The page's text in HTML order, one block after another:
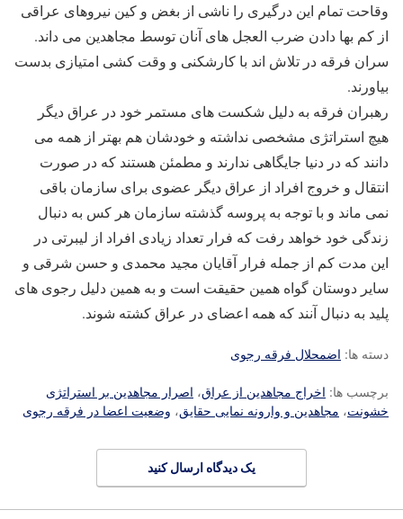
وقاحت تمام این درگیری را ناشی از بغض و کین نیروهای عراقی
از کم بها دادن ضرب العجل های آنان توسط مجاهدین می داند.
سران فرقه در تلاش اند با کارشکنی و وقت کشی امتیازی بدست
بیاورند.
رهبران فرقه به دلیل شکست های مستمر خود در عراق دیگر
هیچ استراتژی مشخصی نداشته و خودشان هم بهتر از همه می
دانند که در دنیا جایگاهی ندارند و مطمئن هستند که در صورت
انتقال و خروج افراد از عراق دیگر عضوی برای سازمان باقی
نمی ماند و با توجه به پروسه گذشته سازمان هر کس به دنبال
زندگی خود خواهد رفت که فرار تعداد زیادی افراد از لیبرتی در
این مدت کم از جمله فرار آقایان مجید محمدی و حسن شرقی و
سایر دوستان گواه همین حقیقت است و به همین دلیل رجوی های
پلید به دنبال آنند که همه اعضای در عراق کشته شوند.
دسته ها: اضمحلال فرقه رجوی
برچسب ها: اخراج مجاهدین از عراق، اصرار مجاهدین بر استراتژی
خشونت، مجاهدین و وارونه نمایی حقایق، وضعیت اعضا در فرقه رجوی
یک دیدگاه ارسال کنید